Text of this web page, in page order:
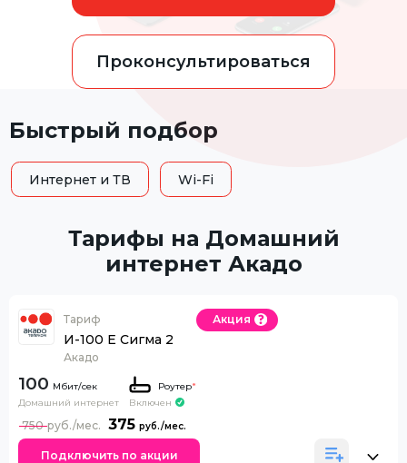
Проконсультироваться
Быстрый подбор
Интернет и ТВ Wi-Fi
Тарифы на Домашний
интернет Акадо
Тариф
И-100 Е Сигма 2
Акадо
Акция
100
Домашний интернет
Роутер*
Включен
375
750
Подключить по акции